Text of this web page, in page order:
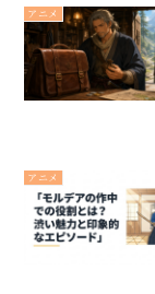
アニメ
アニメ